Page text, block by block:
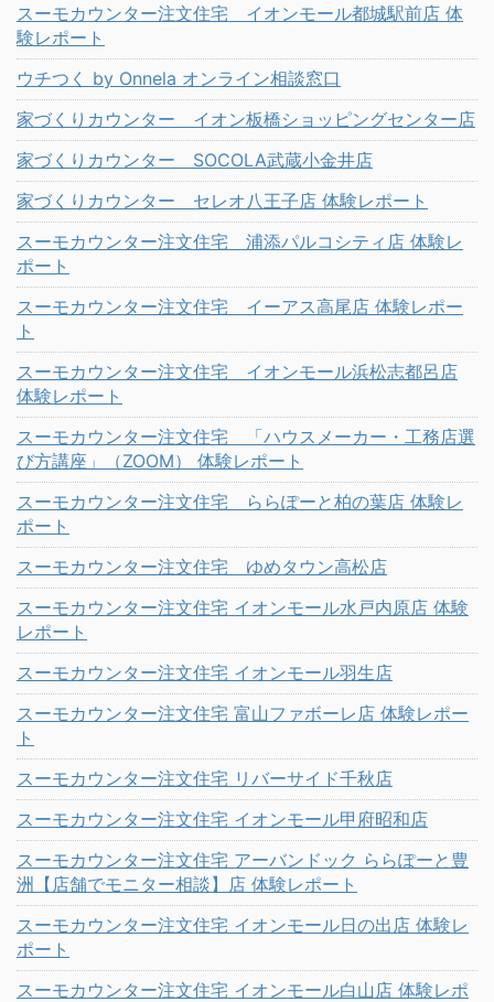
スーモカウンター注文住宅 イオンモール都城駅前店 体
験レポート
ウチつく by Onnela オンライン相談窓口
家づくりカウンター イオン板橋ショッピングセンター店
家づくりカウンター SOCOLA武蔵小金井店
家づくりカウンター セレオ八王子店 体験レポート
スーモカウンター注文住宅 浦添パルコシティ店 体験レ
ポート
スーモカウンター注文住宅 イーアス高尾店 体験レポー
ト
スーモカウンター注文住宅 イオンモール浜松志都呂店
体験レポート
スーモカウンター注文住宅 「ハウスメーカー・工務店選
び方講座」（ZOOM） 体験レポート
スーモカウンター注文住宅 ららぽーと柏の葉店 体験レ
ポート
スーモカウンター注文住宅 ゆめタウン高松店
スーモカウンター注文住宅 イオンモール水戸内原店 体験
レポート
スーモカウンター注文住宅 イオンモール羽生店
スーモカウンター注文住宅 富山ファボーレ店 体験レポー
ト
スーモカウンター注文住宅 リバーサイド千秋店
スーモカウンター注文住宅 イオンモール甲府昭和店
スーモカウンター注文住宅 アーバンドック ららぽーと豊
洲【店舗でモニター相談】店 体験レポート
スーモカウンター注文住宅 イオンモール日の出店 体験レ
ポート
スーモカウンター注文住宅 イオンモール白山店 体験レポ